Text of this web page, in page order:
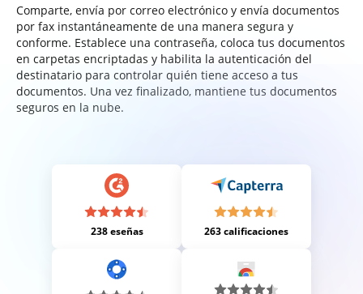
Comparte, envía por correo electrónico y envía documentos
por fax instantáneamente de una manera segura y
conforme. Establece una contraseña, coloca tus documentos
en carpetas encriptadas y habilita la autenticación del
destinatario para controlar quién tiene acceso a tus
documentos. Una vez finalizado, mantiene tus documentos
seguros en la nube.
238 eseñas 263 calificaciones